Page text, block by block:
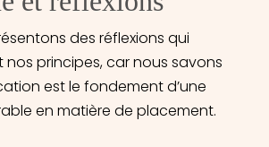
des réflexions qui
principes, car nous savons
est le fondement d’une
en matière de placement.